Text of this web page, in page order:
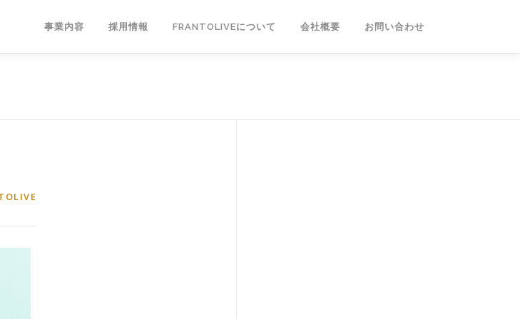
事業内容 採用情報 FRANTOLIVEについて 会社概要 お問い合わせ